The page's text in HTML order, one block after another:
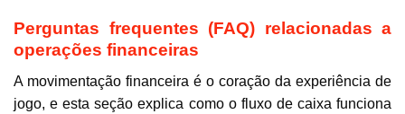
Perguntas frequentes (FAQ) relacionadas a
operações financeiras
A movimentação financeira é o coração da experiência de
jogo, e esta seção explica como o fluxo de caixa funciona